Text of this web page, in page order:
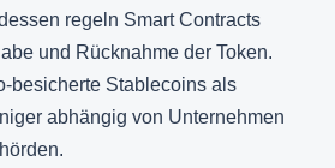
regeln Smart Contracts
und Rücknahme der Token.
besicherte Stablecoins als
abhängig von Unternehmen